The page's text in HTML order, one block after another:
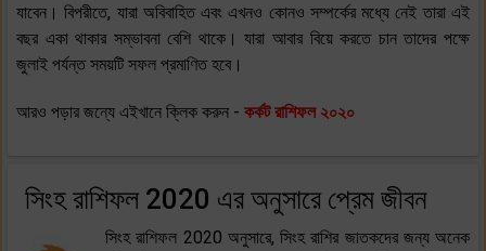
যাবেন। বিপরীতে, যারা অবিবাহিত এবং এখনও কোনও সম্পর্কের মধ্যে নেই তারা এই
বছর একা থাকার সম্ভাবনা বেশি থাকে। যারা আবার বিয়ে করতে চান তাদের পক্ষে
জুলাই পর্যন্ত সময়টি সফল প্রমাণিত হবে।
আরও পড়ার জন্যে এইখানে ক্লিক করুন - কর্কট রাশিফল ২০২০
সিংহ রাশিফল 2020 এর অনুসারে প্রেম জীবন
সিংহ রাশিফল 2020 অনুসারে, সিংহ রাশির জাতকদের জন্য অনেক